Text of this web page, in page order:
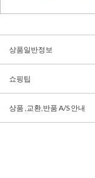
상품일반정보
쇼핑팁
상품 ,교환,반품 A/S 안내